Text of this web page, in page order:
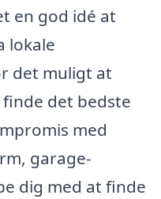
en god idé at
lokale
det muligt at
det bedste
med
garage-
dig med at finde